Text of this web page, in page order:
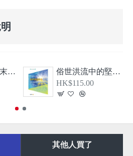
《居末卻不微末—希伯來書、大公書信及啟示錄導論》
俗世洪流中的堅信—從教牧書信看顛覆現實的基督信仰
HK$115.00
其他人買了